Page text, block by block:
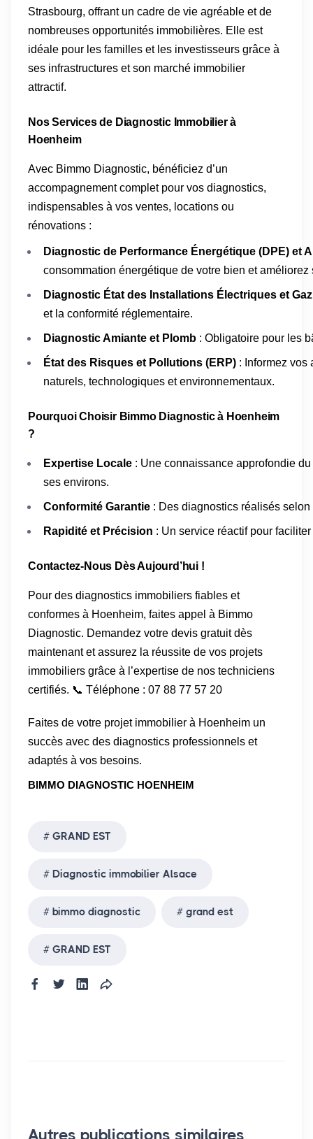
Strasbourg, offrant un cadre de vie agréable et de
nombreuses opportunités immobilières. Elle est
idéale pour les familles et les investisseurs grâce à
ses infrastructures et son marché immobilier
attractif.
Nos Services de Diagnostic Immobilier à
Hoenheim
Avec Bimmo Diagnostic, bénéficiez d’un
accompagnement complet pour vos diagnostics,
indispensables à vos ventes, locations ou
rénovations :
Diagnostic de Performance Énergétique (DPE) et
consommation énergétique de votre bien et améliorez
Diagnostic État des Installations Électriques et Gaz
et la conformité réglementaire.
Diagnostic Amiante et Plomb : Obligatoire pour les
État des Risques et Pollutions (ERP) : Informez vos
naturels, technologiques et environnementaux.
Pourquoi Choisir Bimmo Diagnostic à Hoenheim
?
Expertise Locale : Une connaissance approfondie
ses environs.
Conformité Garantie : Des diagnostics réalisés
Rapidité et Précision : Un service réactif pour
Contactez-Nous Dès Aujourd’hui !
Pour des diagnostics immobiliers fiables et
conformes à Hoenheim, faites appel à Bimmo
Diagnostic. Demandez votre devis gratuit dès
maintenant et assurez la réussite de vos projets
immobiliers grâce à l’expertise de nos techniciens
certifiés. 📞 Téléphone : 07 88 77 57 20
Faites de votre projet immobilier à Hoenheim un
succès avec des diagnostics professionnels et
adaptés à vos besoins.
BIMMO DIAGNOSTIC HOENHEIM
GRAND EST
Diagnostic immobilier Alsace
bimmo diagnostic grand est
GRAND EST